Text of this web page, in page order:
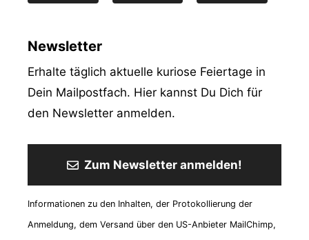
Newsletter
Erhalte täglich aktuelle kuriose Feiertage in
Dein Mailpostfach. Hier kannst Du Dich für
den Newsletter anmelden.
Zum Newsletter anmelden!
Informationen zu den Inhalten, der Protokollierung der
Anmeldung, dem Versand über den US-Anbieter MailChimp,